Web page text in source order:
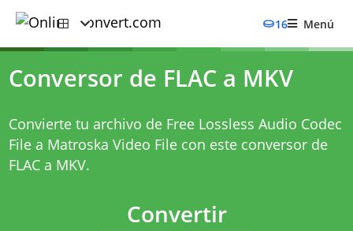
16 Menú
Conversor de FLAC a MKV
Convierte tu archivo de Free Lossless Audio Codec
File a Matroska Video File con este conversor de
FLAC a MKV.
Convertir